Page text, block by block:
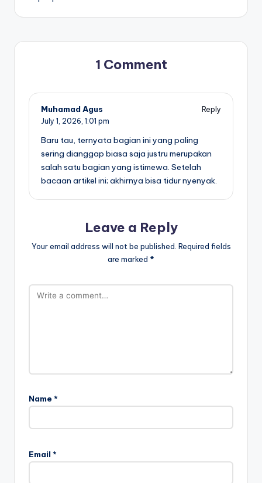
1 Comment
Muhamad Agus
Reply
July 1, 2026, 1:01 pm
Baru tau, ternyata bagian ini yang paling
sering dianggap biasa saja justru merupakan
salah satu bagian yang istimewa. Setelah
bacaan artikel ini; akhirnya bisa tidur nyenyak.
Leave a Reply
Your email address will not be published. Required fields
are marked *
Name *
Email *